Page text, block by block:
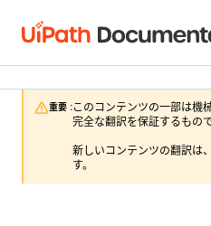
重要 :このコンテンツの一部は機
完全な翻訳を保証するもの
新しいコンテンツの翻訳は
す。